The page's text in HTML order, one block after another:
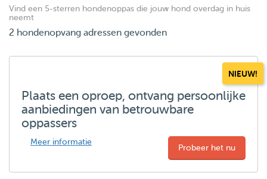
Vind een 5-sterren hondenoppas die jouw hond overdag in huis
neemt
2 hondenopvang adressen gevonden
NIEUW!
Plaats een oproep, ontvang persoonlijke
aanbiedingen van betrouwbare
oppassers
Meer informatie
Probeer het nu